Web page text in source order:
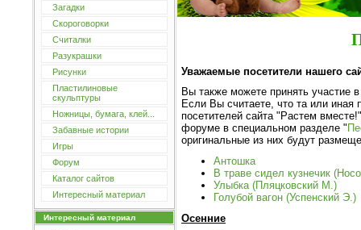
Загадки
Скороговорки
Считалки
Разукрашки
Рисунки
Пластилиновые
скульптуры
Ножницы, бумага, клей...
Забавные истории
Игры
Форум
Каталог сайтов
Интересный материал
Интересный материал
Уважаемые посетители нашего
Вы также можете принять участие
Если Вы считаете, что та или иная
посетителей сайта "Растем
форуме в специальном разделе "
оригинальные из них будут
Антошка
В траве сидел кузнечик
Улыбка (Пляцковский М.)
Голубой вагон (Успенский Э.)
Осенние